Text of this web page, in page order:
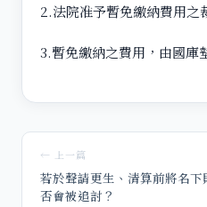
2.法院准予暫免繳納費用之
3.暫免繳納之費用，由國庫
← 上一篇
若於聲請更生、清算前將名
否會被追討？